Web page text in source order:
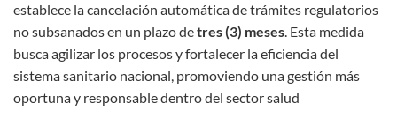
establece la cancelación automática de trámites regulatorios
no subsanados en un plazo detres (3) meses. Esta medida
busca agilizar los procesos y fortalecer la eficiencia del
sistema sanitario nacional, promoviendo una gestión más
oportuna y responsable dentro del sector salud